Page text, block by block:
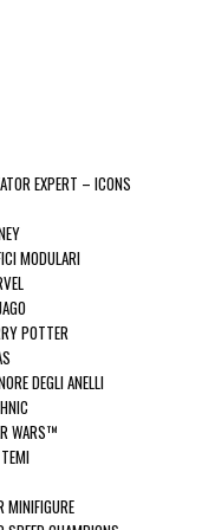
EXPERT – ICONS
MODULARI
POTTER
DEGLI ANELLI
WARS™
MINIFIGURE